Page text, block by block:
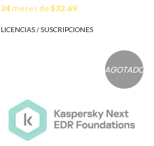
24meses de$32.69
LICENCIAS / SUSCRIPCIONES
AGOTADO